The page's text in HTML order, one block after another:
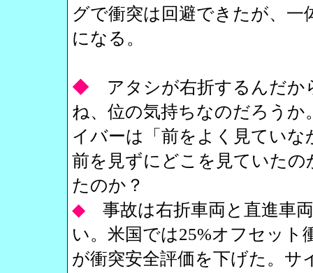
グで衝突は回避できたが、
になる。
◆ アタシが右折するんだ
ね、位の気持ちなのだろうか
イバーは「前をよく見てい
前を見ずにどこを見ていた
たのか？
◆ 事故は右折車両と直進車
い。米国では25%オフセット
が衝突安全評価を下げた。